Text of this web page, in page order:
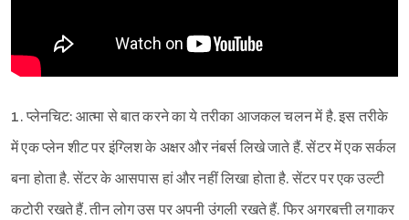
1. प्लेनचिट: आत्मा से बात करने का ये तरीका आजकल चलन में है. इस तरीके
में एक प्लेन शीट पर इंग्लिश के अक्षर और नंबर्स लिखे जाते हैं. सेंटर में एक सर्कल
बना होता है. सेंटर के आसपास हां और नहीं लिखा होता है. सेंटर पर एक उल्टी
कटोरी रखते हैं. तीन लोग उस पर अपनी उंगली रखते हैं. फिर अगरबत्ती लगाकर